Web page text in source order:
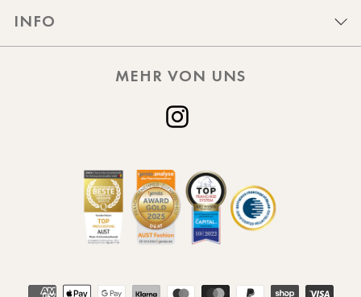
INFO
MEHR VON UNS